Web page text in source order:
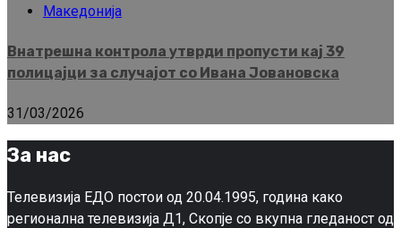
Македонија
Внатрешна контрола утврди пропусти кај 39
полицајци за случајот со Ивана Јовановска
31/03/2026
За нас
Телевизија ЕДО постои од 20.04.1995, година како
регионална телевизија Д1, Скопје со вкупна гледаност од